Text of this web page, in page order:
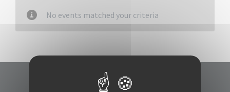
No events matched your criteria